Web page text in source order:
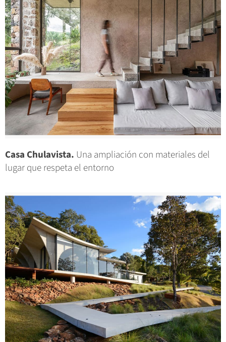
Casa Chulavista. Una ampliación con materiales del
lugar que respeta el entorno